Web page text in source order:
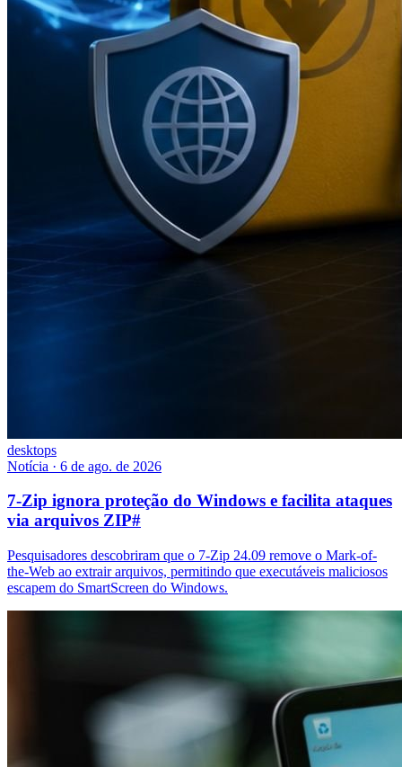
desktops
Notícia · 6 de ago. de 2026
7-Zip ignora proteção do Windows e facilita ataques
via arquivos ZIP#
Pesquisadores descobriram que o 7-Zip 24.09 remove o Mark-of-
the-Web ao extrair arquivos, permitindo que executáveis maliciosos
escapem do SmartScreen do Windows.